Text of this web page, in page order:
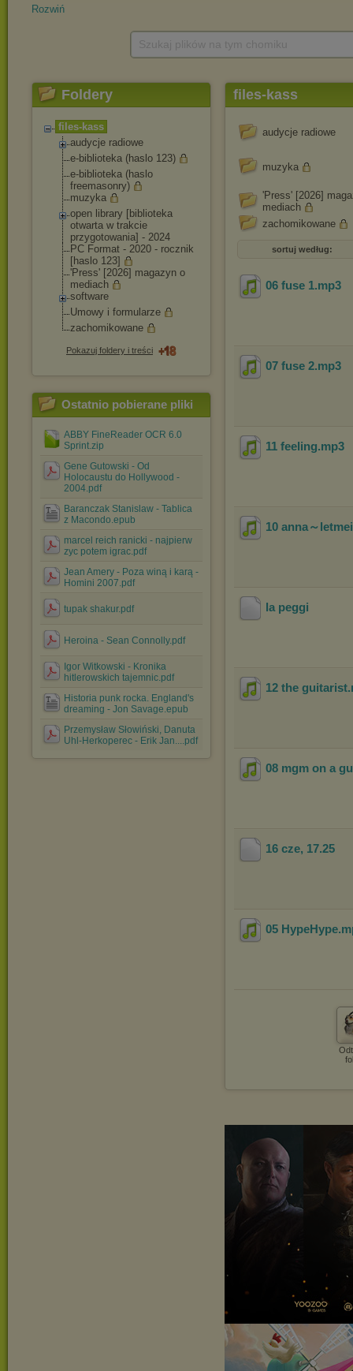
Rozwiń
Foldery
files-kass
audycje radiowe
e-biblioteka (haslo 123)
e-biblioteka (haslo
freemasonry)
muzyka
open library [biblioteka
otwarta w trakcie
przygotowania] - 2024
PC Format - 2020 - rocznik
[haslo 123]
'Press' [2026] magazyn o
mediach
software
Umowy i formularze
zachomikowane
Pokazuj foldery i treści
Ostatnio pobierane pliki
ABBY FineReader OCR 6.0
Sprint.zip
Gene Gutowski - Od
Holocaustu do Hollywood -
2004.pdf
Baranczak Stanislaw - Tablica
z Macondo.epub
marcel reich ranicki - najpierw
zyc potem igrac.pdf
Jean Amery - Poza winą i karą -
Homini 2007.pdf
tupak shakur.pdf
Heroina - Sean Connolly.pdf
Igor Witkowski - Kronika
hitlerowskich tajemnic.pdf
Historia punk rocka. England's
dreaming - Jon Savage.epub
Przemysław Słowiński, Danuta
Uhl-Herkoperec - Erik Jan....pdf
files-kass
audycje radiowe
muzyka
'Press' [2026]
mediach
zachomikowane
sortuj według:
06 fuse 1.mp3
07 fuse 2.mp3
11 feeling.mp3
10 anna～
la peggi
12 the guitarist
08 mgm on a
16 cze, 17.25
05 HypeHype